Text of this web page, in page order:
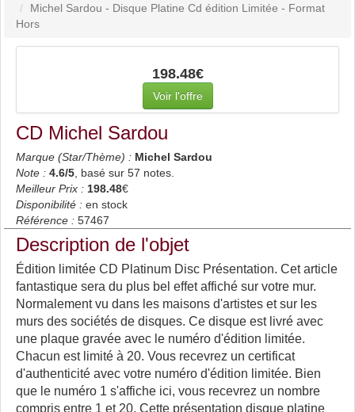
Michel Sardou - Disque Platine Cd édition Limitée - Format
Hors
198.48€
Voir l'offre
CD Michel Sardou
Marque (Star/Thème) : Michel Sardou
Note : 4.6/5 , basé sur 57 notes.
Meilleur Prix : 198.48€
Disponibilité : en stock
Référence : 57467
Description de l'objet
Édition limitée CD Platinum Disc Présentation. Cet article
fantastique sera du plus bel effet affiché sur votre mur.
Normalement vu dans les maisons d'artistes et sur les
murs des sociétés de disques. Ce disque est livré avec
une plaque gravée avec le numéro d'édition limitée.
Chacun est limité à 20. Vous recevrez un certificat
d'authenticité avec votre numéro d'édition limitée. Bien
que le numéro 1 s'affiche ici, vous recevrez un nombre
compris entre 1 et 20. Cette présentation disque platine